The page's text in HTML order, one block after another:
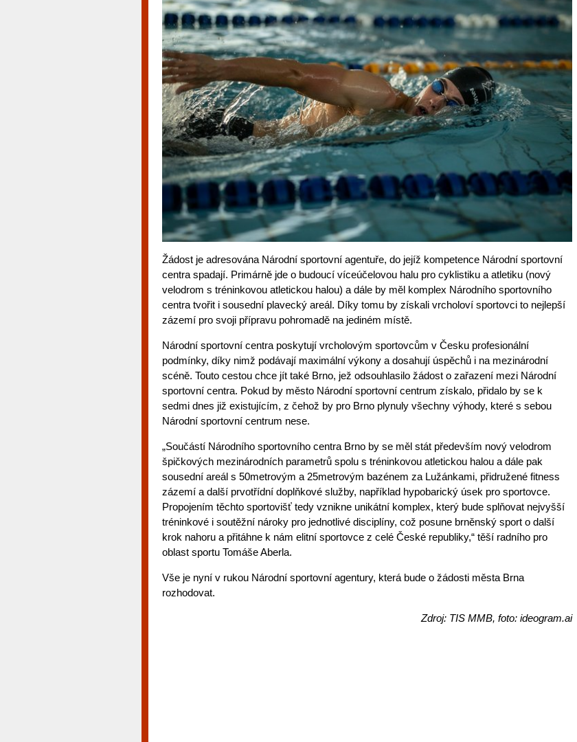
Žádost je adresována Národní sportovní agentuře, do jejíž kompetence Národní sportovní
centra spadají. Primárně jde o budoucí víceúčelovou halu pro cyklistiku a atletiku (nový
velodrom s tréninkovou atletickou halou) a dále by měl komplex Národního sportovního
centra tvořit i sousední plavecký areál. Díky tomu by získali vrcholoví sportovci to nejlepší
zázemí pro svoji přípravu pohromadě na jediném místě.
Národní sportovní centra poskytují vrcholovým sportovcům v Česku profesionální
podmínky, díky nimž podávají maximální výkony a dosahují úspěchů i na mezinárodní
scéně. Touto cestou chce jít také Brno, jež odsouhlasilo žádost o zařazení mezi Národní
sportovní centra. Pokud by město Národní sportovní centrum získalo, přidalo by se k
sedmi dnes již existujícím, z čehož by pro Brno plynuly všechny výhody, které s sebou
Národní sportovní centrum nese.
„Součástí Národního sportovního centra Brno by se měl stát především nový velodrom
špičkových mezinárodních parametrů spolu s tréninkovou atletickou halou a dále pak
sousední areál s 50metrovým a 25metrovým bazénem za Lužánkami, přidružené fitness
zázemí a další prvotřídní doplňkové služby, například hypobarický úsek pro sportovce.
Propojením těchto sportovišť tedy vznikne unikátní komplex, který bude splňovat nejvyšší
tréninkové i soutěžní nároky pro jednotlivé disciplíny, což posune brněnský sport o další
krok nahoru a přitáhne k nám elitní sportovce z celé České republiky,“ těší radního pro
oblast sportu Tomáše Aberla.
Vše je nyní v rukou Národní sportovní agentury, která bude o žádosti města Brna
rozhodovat.
Zdroj: TIS MMB, foto: ideogram.ai
Celý článek...